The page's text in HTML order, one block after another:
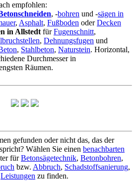
empfohlen:
, -bohren und -sägen in
, Asphalt, Fußboden oderDecken
in Allstedt fürFugenschnitt,
, Dehnungsfugen und
, Stahlbeton, Naturstein. Horizontal,
Durchmesser in
Räumen.
gefunden oder nicht das, das der
Wählen Sie einen benachbarten
fürBetonsägetechnik, Betonbohren,
bzw. Abbruch, Schadstoffsanierung,
Leistungen zu finden.